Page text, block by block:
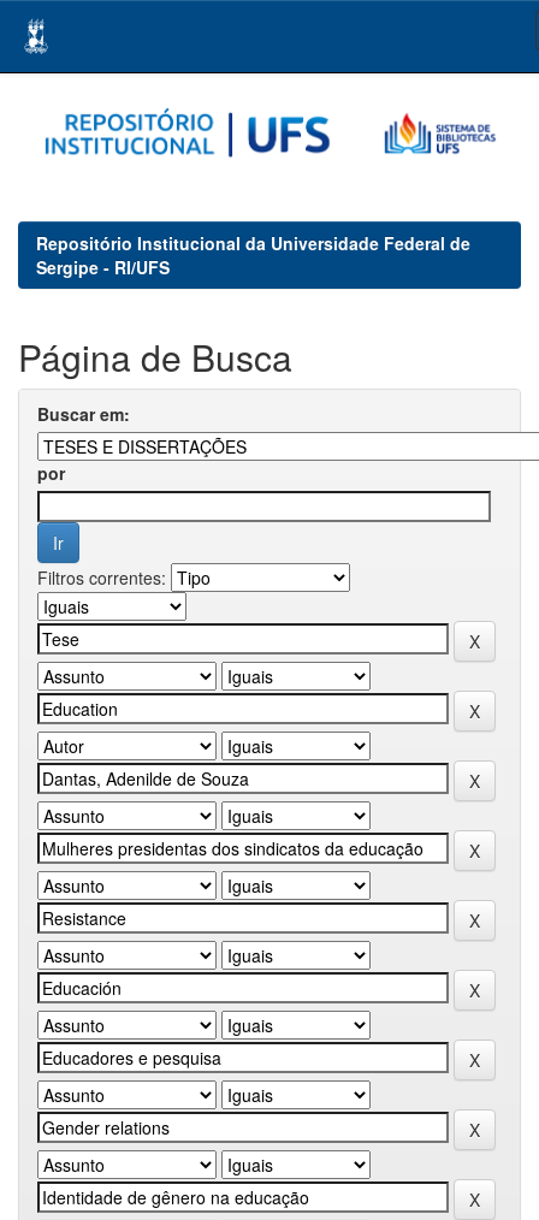
navigation
Repositório Institucional da Universidade Federal de
Sergipe - RI/UFS
Página de Busca
Buscar em:
por
Filtros correntes: